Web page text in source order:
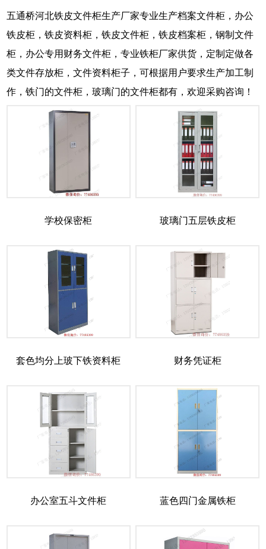
五通桥河北铁皮文件柜生产厂家专业生产档案文件柜，办公
铁皮柜，铁皮资料柜，铁皮文件柜，铁皮档案柜，钢制文件
柜，办公专用财务文件柜，专业铁柜厂家供货，定制定做各
类文件存放柜，文件资料柜子，可根据用户要求生产加工制
作，铁门的文件柜，玻璃门的文件柜都有，欢迎采购咨询！
学校保密柜 玻璃门五层铁皮柜
套色均分上玻下铁资料柜 财务凭证柜
办公室五斗文件柜 蓝色四门金属铁柜